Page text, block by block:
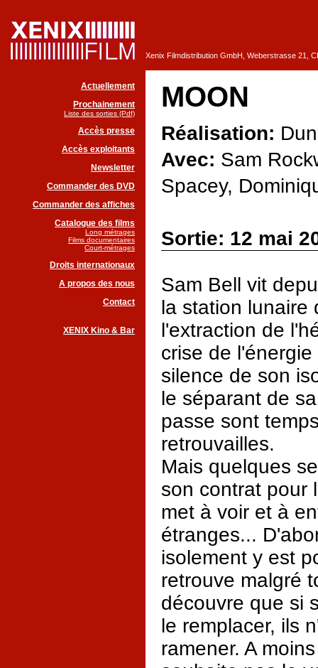
Xenix Filmdistribution GmbH, Weberstrasse 21,
Actuellement
Prochainement
Liste des sorties (Pdf)
Accès presse
Accès exploitants
Newsletter
Commander des DVD
Commander des affiches
Catalogue des films
Long métrages
Films documentaires
Court-métrages
Droits internationaux
A propos des nous
Contact
XENIX Kino & Bar
MOON
Réalisation:
Avec: Sam
Spacey,
Sortie: 12 mai
Sam Bell vit
la station lunaire
l'extraction de
crise de
silence de son
le séparant de
passe sont
retrouvailles.
Mais quelques
son contrat pour
met à voir et à
étranges...
isolement y est
retrouve malgré
découvre que si
le remplacer, ils
ramener. A